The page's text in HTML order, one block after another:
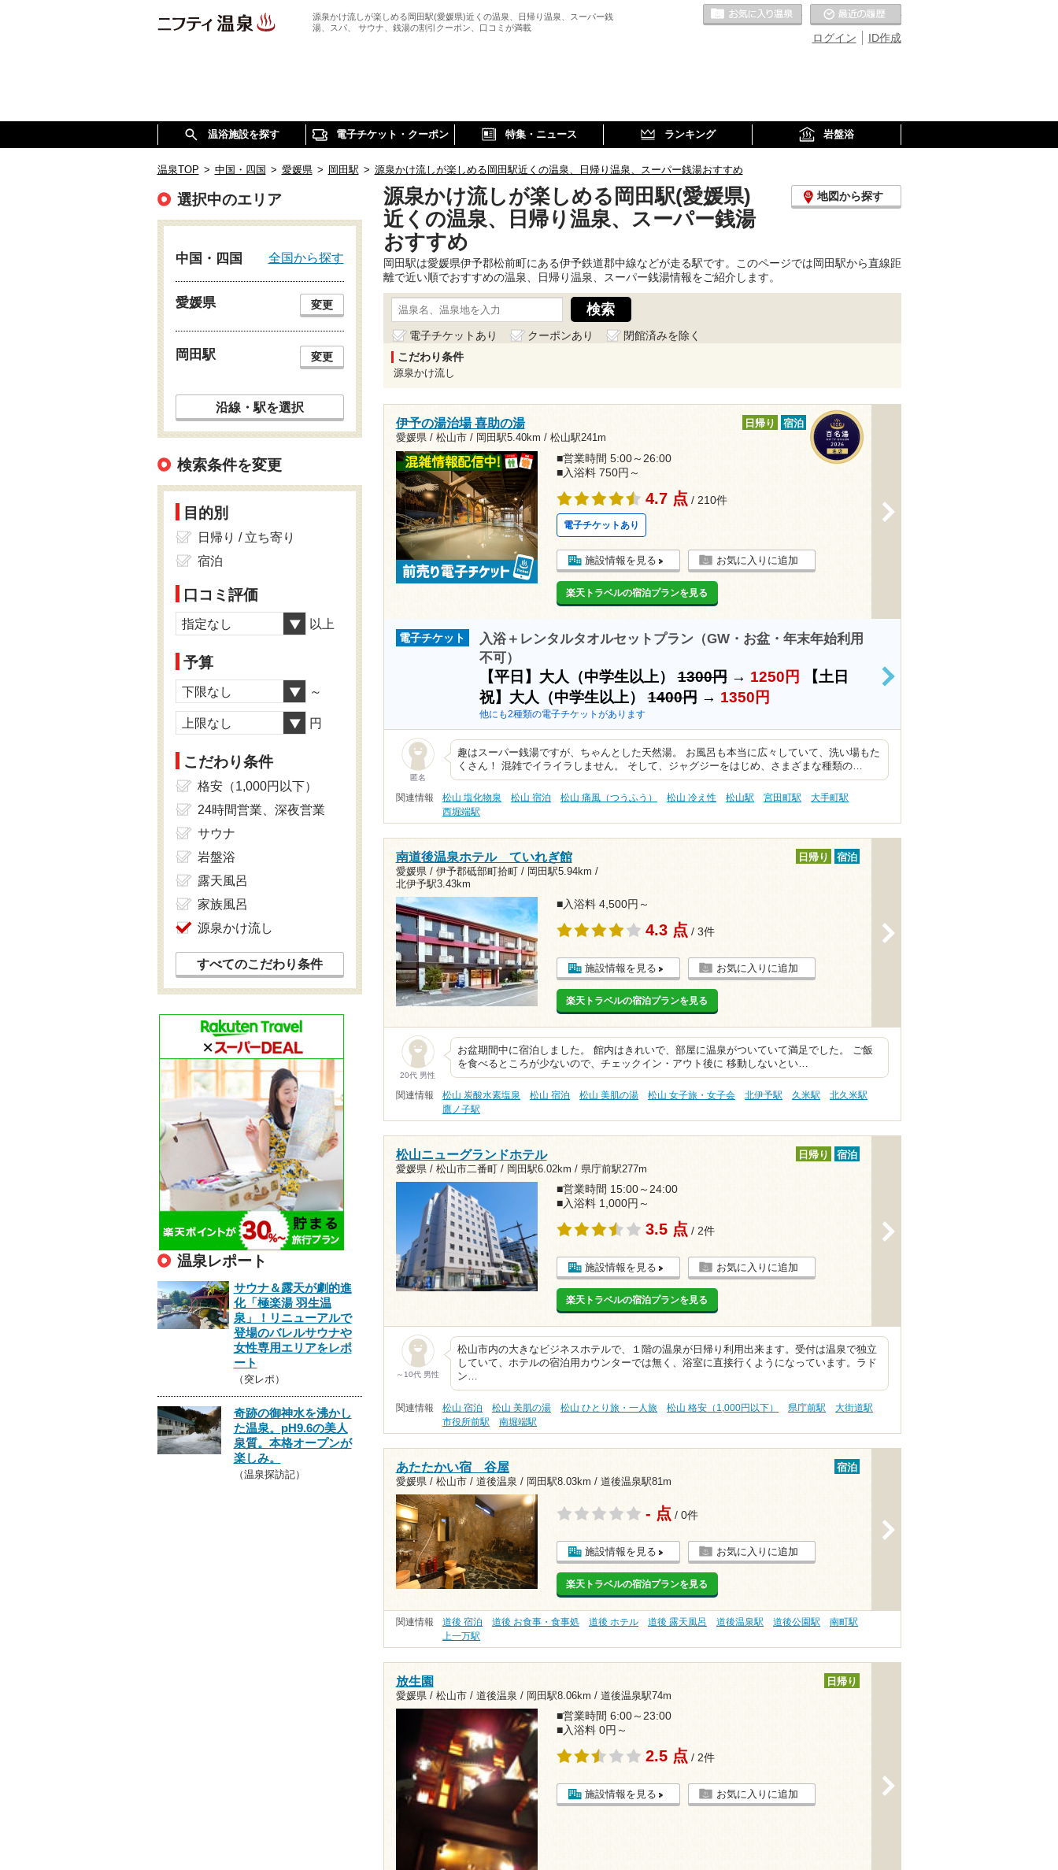
源泉かけ流しが楽しめる岡田駅(愛媛県)近くの温泉、日帰り温泉、スーパー銭
湯、スパ、 サウナ、銭湯の割引クーポン、口コミが満載
ID作成
ログイン
お気に入りの温泉
温浴施設を探す 電子チケット・クーポン 特集・ニュース ランキング 岩盤浴
温泉TOP > 中国・四国 > 愛媛県 > 岡田駅 > 源泉かけ流しが楽しめる岡田駅近くの温泉、日帰り温泉、スーパー銭湯おすすめ
源泉かけ流しが楽しめる岡田駅(愛媛県)
近くの温泉、日帰り温泉、スーパー銭湯
おすすめ
地図から探す
岡田駅は愛媛県伊予郡松前町にある伊予鉄道郡中線などが走る駅です。このページでは岡田駅から直線距
離で近い順でおすすめの温泉、日帰り温泉、スーパー銭湯情報をご紹介します。
電子チケットあり クーポンあり
閉館済みを除く
こだわり条件
源泉かけ流し
伊予の湯治場 喜助の湯
愛媛県 / 松山市 / 岡田駅5.40km / 松山駅241m
日帰り 宿泊
■営業時間 5:00～26:00
■入浴料 750円～
4.7 点 / 210件
電子チケットあり
施設情報を見る お気に入りに追加
楽天トラベルの宿泊プランを見る
電子チケット
入浴＋レンタルタオルセットプラン（GW・お盆・年末年始利用
不可）
【平日】大人（中学生以上）1300円→ 1250円
【土日
祝】大人（中学生以上）1400円→ 1350円
他にも2種類の電子チケットがあります
>
匿名
趣はスーパー銭湯ですが、ちゃんとした天然湯。 お風呂も本当に広々していて、洗い場もた
くさん！ 混雑でイライラしません。 そして、ジャグジーをはじめ、さまざまな種類の…
関連情報 松山 塩化物泉 松山 宿泊 松山 痛風（つうふう） 松山 冷え性 松山駅 宮田町駅
大手町駅
西堀端駅
南道後温泉ホテル ていれぎ館
愛媛県 / 伊予郡砥部町拾町 / 岡田駅5.94km /
北伊予駅3.43km
日帰り 宿泊
■入浴料 4,500円～
4.3 点 / 3件
施設情報を見る お気に入りに追加
楽天トラベルの宿泊プランを見る
20代 男性
お盆期間中に宿泊しました。 館内はきれいで、部屋に温泉がついていて満足でした。 ご飯
を食べるところが少ないので、チェックイン・アウト後に 移動しないとい…
関連情報 松山 炭酸水素塩泉 松山 宿泊 松山 美肌の湯 松山 女子旅・女子会 北伊予駅 久米駅
北久米駅
鷹ノ子駅
松山ニューグランドホテル
愛媛県 / 松山市二番町 / 岡田駅6.02km / 県庁前駅277m
日帰り 宿泊
■営業時間 15:00～24:00
■入浴料 1,000円～
3.5 点 / 2件
施設情報を見る お気に入りに追加
楽天トラベルの宿泊プランを見る
～10代 男性
松山市内の大きなビジネスホテルで、１階の温泉が日帰り利用出来ます。受付は温泉で独立
していて、ホテルの宿泊用カウンターでは無く、浴室に直接行くようになっています。ラド
ン…
関連情報 松山 宿泊 松山 美肌の湯 松山 ひとり旅・一人旅 松山 格安（1,000円以下） 県庁前駅
大街道駅
市役所前駅
南堀端駅
あたたかい宿 谷屋
愛媛県 / 松山市 / 道後温泉 / 岡田駅8.03km / 道後温泉駅81m
宿泊
- 点 / 0件
施設情報を見る お気に入りに追加
楽天トラベルの宿泊プランを見る
関連情報 道後 宿泊 道後 お食事・食事処 道後 ホテル 道後 露天風呂 道後温泉駅 道後公園駅
南町駅
上一万駅
放生園
愛媛県 / 松山市 / 道後温泉 / 岡田駅8.06km / 道後温泉駅74m
日帰り
■営業時間 6:00～23:00
■入浴料 0円～
2.5 点 / 2件
施設情報を見る お気に入りに追加
選択中のエリア
中国・四国 全国から探す
愛媛県 変更
岡田駅 変更
沿線・駅を選択
検索条件を変更
目的別
日帰り / 立ち寄り
宿泊
口コミ評価
指定なし 以上
予算
下限なし ～
上限なし 円
こだわり条件
格安（1,000円以下）
24時間営業、深夜営業
サウナ
岩盤浴
露天風呂
家族風呂
源泉かけ流し
すべてのこだわり条件
温泉レポート
サウナ＆露天が劇的進
化「極楽湯 羽生温
泉」！リニューアルで
登場のバレルサウナや
女性専用エリアをレポ
ート
（突レポ）
奇跡の御神水を沸かし
た温泉。pH9.6の美人
泉質。本格オープンが
楽しみ。
（温泉探訪記）